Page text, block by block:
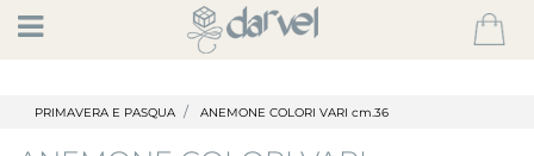
Open
PRIMAVERA E PASQUA ANEMONE COLORI VARI cm.36